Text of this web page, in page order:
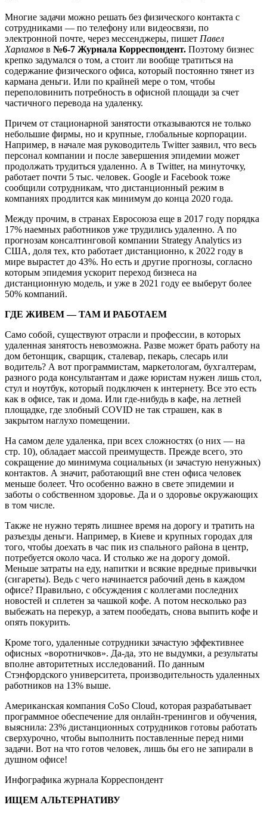
Многие задачи можно решать без физического контакта с
сотрудниками — по телефону или видеосвязи, по
электронной почте, через мессенджеры, пишет Павел
Харламов в №6-7 Журнала Корреспондент. Поэтому бизнес
крепко задумался о том, а стоит ли вообще тратиться на
содержание физического офиса, который постоянно тянет из
кармана деньги. Или по крайней мере о том, чтобы
переполовинить потребность в офисной площади за счет
частичного перевода на удаленку.
Причем от стационарной занятости отказываются не только
небольшие фирмы, но и крупные, глобальные корпорации.
Например, в начале мая руководитель Twitter заявил, что весь
персонал компании и после завершения эпидемии может
продолжать трудиться удаленно. А в Twitter, на минуточку,
работает почти 5 тыс. человек. Google и Facebook тоже
сообщили сотрудникам, что дистанционный режим в
компаниях продлится как минимум до конца 2020 года.
Между прочим, в странах Евросоюза еще в 2017 году порядка
17% наемных работников уже трудились удаленно. А по
прогнозам консалтинговой компании Strategy Analytics из
США, доля тех, кто работает дистанционно, к 2022 году в
мире вырастет до 43%. Но есть и другие прогнозы, согласно
которым эпидемия ускорит переход бизнеса на
дистанционную модель, и уже в 2021 году ее выберут более
50% компаний.
ГДЕ ЖИВЕМ — ТАМ И РАБОТАЕМ
Само собой, существуют отрасли и профессии, в которых
удаленная занятость невозможна. Разве может брать работу на
дом бетонщик, сварщик, сталевар, пекарь, слесарь или
водитель? А вот программистам, маркетологам, бухгалтерам,
разного рода консультантам и даже юристам нужен лишь стол,
стул и ноутбук, который подключен к интернету. Все это есть
как в офисе, так и дома. Или где-нибудь в кафе, на летней
площадке, где злобный COVID не так страшен, как в
закрытом наглухо помещении.
На самом деле удаленка, при всех сложностях (о них — на
стр. 10), обладает массой преимуществ. Прежде всего, это
сокращение до минимума социальных (и зачастую ненужных)
контактов. А значит, работающий вне стен офиса человек
меньше болеет. Что особенно важно в свете эпидемии и
заботы о собственном здоровье. Да и о здоровье окружающих
в том числе.
Также не нужно терять лишнее время на дорогу и тратить на
разъезды деньги. Например, в Киеве и крупных городах для
того, чтобы доехать в час пик из спального района в центр,
потребуется около часа. И столько же на дорогу домой.
Меньше затраты на еду, напитки и всякие вредные привычки
(сигареты). Ведь с чего начинается рабочий день в каждом
офисе? Правильно, с обсуждения с коллегами последних
новостей и сплетен за чашкой кофе. А потом несколько раз
выбежать на перекур, а затем пообедать, снова выпить кофе и
опять покурить.
Кроме того, удаленные сотрудники зачастую эффективнее
офисных «воротничков». Да-да, это не выдумки, а результаты
вполне авторитетных исследований. По данным
Стэнфордского университета, производительность удаленных
работников на 13% выше.
Американская компания CoSo Cloud, которая разрабатывает
программное обеспечение для онлайн-тренингов и обучения,
выяснила: 23% дистанционных сотрудников готовы работать
сверхурочно, чтобы выполнить поставленные перед ними
задачи. Вот на что готов человек, лишь бы его не запирали в
душном офисе!
Инфографика журнала Корреспондент
ИЩЕМ АЛЬТЕРНАТИВУ